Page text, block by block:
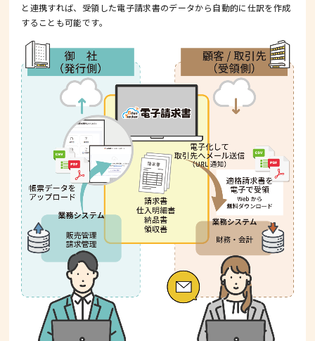
と連携すれば、受領した電子請求書のデータから自動的に仕訳を作成
することも可能です。